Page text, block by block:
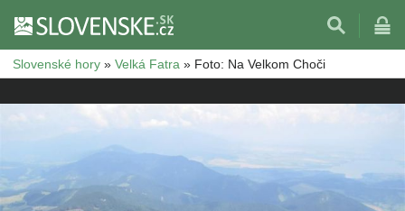
Slovenské hory » Velká Fatra » Foto: Na Velkom Choči